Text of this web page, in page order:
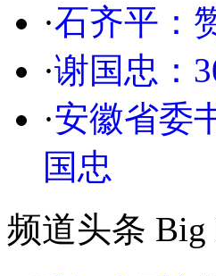
·石齐平：
·谢国忠：
·安徽省委
国忠
频道头条 Big